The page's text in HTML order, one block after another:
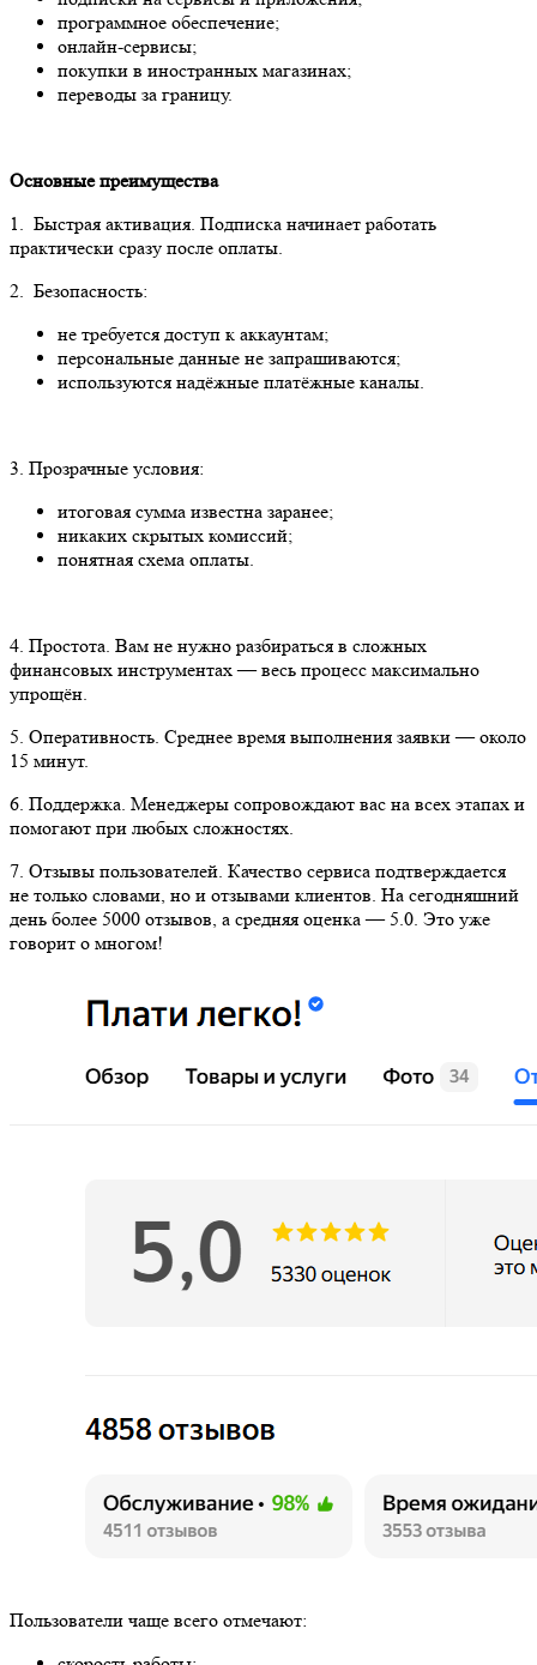
программное обеспечение;
онлайн-сервисы;
покупки в иностранных магазинах;
переводы за границу.
Основные преимущества
1. Быстрая активация. Подписка начинает работать
практически сразу после оплаты.
2. Безопасность:
не требуется доступ к аккаунтам;
персональные данные не запрашиваются;
используются надёжные платёжные каналы.
3. Прозрачные условия:
итоговая сумма известна заранее;
никаких скрытых комиссий;
понятная схема оплаты.
4. Простота. Вам не нужно разбираться в сложных
финансовых инструментах — весь процесс максимально
упрощён.
5. Оперативность. Среднее время выполнения заявки — около
15 минут.
6. Поддержка. Менеджеры сопровождают вас на всех этапах и
помогают при любых сложностях.
7. Отзывы пользователей. Качество сервиса подтверждается
не только словами, но и отзывами клиентов. На сегодняшний
день более 5000 отзывов, а средняя оценка — 5.0. Это уже
говорит о многом!
Пользователи чаще всего отмечают: